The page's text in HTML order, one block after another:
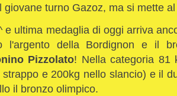
giovane turno Gazoz, ma si mette
e ultima medaglia di oggi arriva
l'argento della Bordignon e il
Pizzolato! Nella categoria 81
strappo e 200kg nello slancio) e il
il bronzo olimpico.